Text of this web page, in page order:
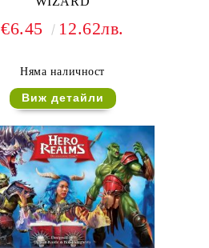
€6.45 12.62лв.
Няма наличност
Виж детайли